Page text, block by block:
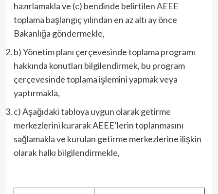
hazırlamakla ve (c) bendinde belirtilen AEEE
toplama başlangıç yılından en az altı ay önce
Bakanlığa göndermekle,
b) Yönetim planı çerçevesinde toplama programı
hakkında konutları bilgilendirmek, bu program
çerçevesinde toplama işlemini yapmak veya
yaptırmakla,
c) Aşağıdaki tabloya uygun olarak getirme
merkezlerini kurarak AEEE’lerin toplanmasını
sağlamakla ve kurulan getirme merkezlerine ilişkin
olarak halkı bilgilendirmekle,